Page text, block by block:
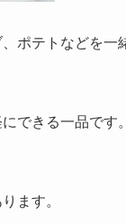
ポテトなどを一
できる一品です
ます。